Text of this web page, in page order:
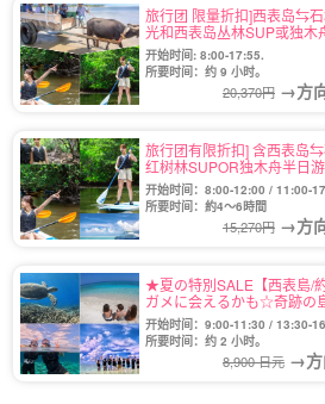
旅行团 限量折扣]西表岛⇆
光和西表岛丛林SUP或独
（No.546）
开始时间: 8:00-17:55.
所要时间：约 9 小时。
20,370円 →方
旅行团有限折扣] 含西表岛
红树林SUPOR独木舟半日
开始时间：8:00-12:00 / 11:00-
所要时间：約4～6時間
15,270円 →方
★夏の特別SALE【西表島/
ガメに会えるかも☆奇跡の
グツアー★写真無料＆送迎
开始时间：9:00-11:30 / 13:30-
所要时间：约 2 小时。
8,900 日元 →方